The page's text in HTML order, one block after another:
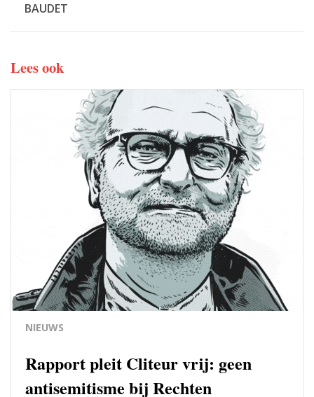
BAUDET
Lees ook
NIEUWS
Rapport pleit Cliteur vrij: geen
antisemitisme bij Rechten